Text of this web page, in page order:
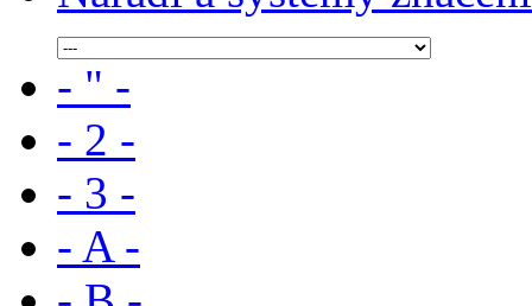
- " -
- 2 -
- 3 -
- A -